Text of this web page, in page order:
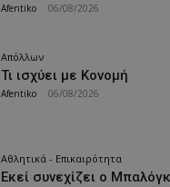
Afentiko 06/08/2026
Απόλλων
Τι ισχύει με Κονομή
Afentiko 06/08/2026
Αθλητικά - Επικαιρότητα
Εκεί συνεχίζει ο